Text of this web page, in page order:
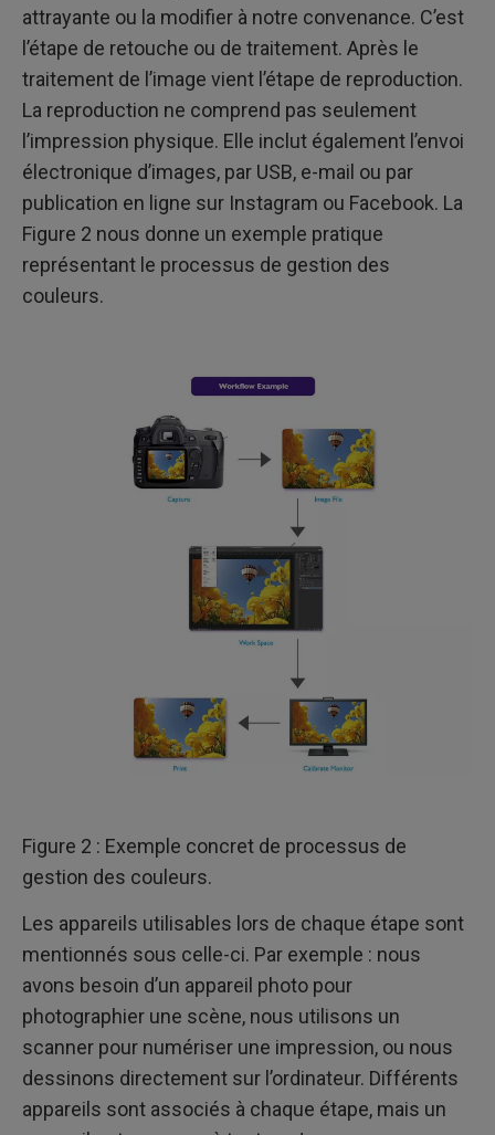
attrayante ou la modifier à notre convenance. C’est
l’étape de retouche ou de traitement. Après le
traitement de l’image vient l’étape de reproduction.
La reproduction ne comprend pas seulement
l’impression physique. Elle inclut également l’envoi
électronique d’images, par USB, e-mail ou par
publication en ligne sur Instagram ou Facebook. La
Figure 2 nous donne un exemple pratique
représentant le processus de gestion des
couleurs.
Figure 2 : Exemple concret de processus de
gestion des couleurs.
Les appareils utilisables lors de chaque étape sont
mentionnés sous celle-ci. Par exemple : nous
avons besoin d’un appareil photo pour
photographier une scène, nous utilisons un
scanner pour numériser une impression, ou nous
dessinons directement sur l’ordinateur. Différents
appareils sont associés à chaque étape, mais un